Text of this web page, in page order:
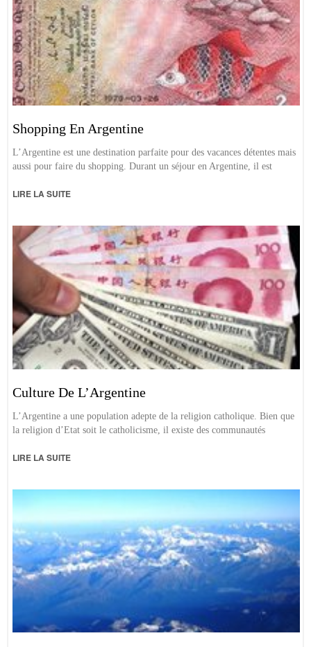
Shopping En Argentine
L’Argentine est une destination parfaite pour des vacances détentes mais
aussi pour faire du shopping. Durant un séjour en Argentine, il est
LIRE LA SUITE
Culture De L’Argentine
L’Argentine a une population adepte de la religion catholique. Bien que
la religion d’Etat soit le catholicisme, il existe des communautés
LIRE LA SUITE